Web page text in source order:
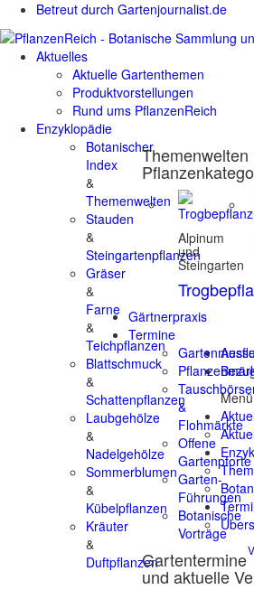
Betreut durch Gartenjournalist.de
Aktuelles
Aktuelle Gartenthemen
Produktvorstellungen
Rund ums PflanzenReich
Enzyklopädie
Botanischer
Index
&
Themenwelten
Stauden
&
Steingartenpflanzen
Gräser
&
Farne
&
Teichpflanzen
Blattschmuck
&
Schattenpflanzen
Laubgehölze
&
Nadelgehölze
Sommerblumen
&
Kübelpflanzen
Kräuter
&
Duftpflanzen
Themenwelten
Alpinum
und
Steingarten
Gärtnerpraxis
Termine
&
Flohmärkte
Offene
Gartenpforte
Garten-
Führungen
Botanische
Vorträge
Gartentermine
und aktuelle
Menü